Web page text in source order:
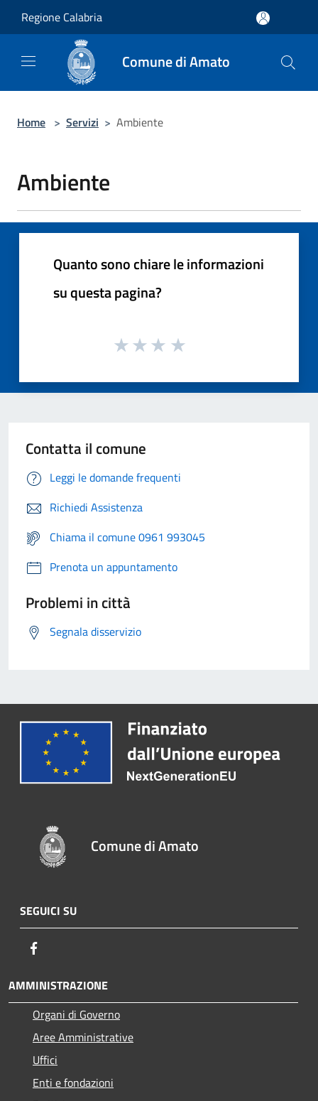
Regione Calabria
Comune di Amato
Home > Servizi > Ambiente
Ambiente
Quanto sono chiare le informazioni
su questa pagina?
Contatta il comune
Leggi le domande frequenti
Richiedi Assistenza
Chiama il comune 0961 993045
Prenota un appuntamento
Problemi in città
Segnala disservizio
Comune di Amato
SEGUICI SU
AMMINISTRAZIONE
Organi di Governo
Aree Amministrative
Uffici
Enti e fondazioni